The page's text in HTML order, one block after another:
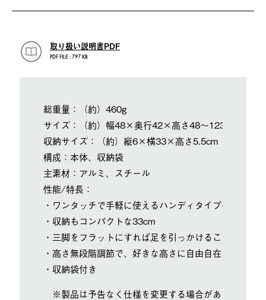
取り扱い説明書PDF
PDF FILE : 797 KB
総重量：（約）460g
サイズ：（約）幅48×奥行42×高さ48～123cm
収納サイズ：（約）縦6×横33×高さ5.5cm
構成：本体、収納袋
主素材：アルミ、スチール
性能/特長：
・ワンタッチで手軽に使えるハンディタイプの三脚ス
・収納もコンパクトな33cm
・三脚をフラットにすれば足を引っかけることもあり
・高さ無段階調節で、好きな高さに自由自在
・収納袋付き
※製品は予告なく仕様を変更する場合があります。